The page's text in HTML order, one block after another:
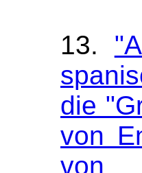
13.
die
von
von